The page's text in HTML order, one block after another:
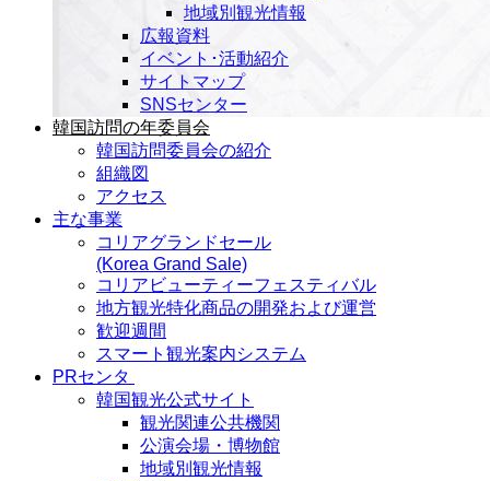
地域別観光情報
広報資料
イベント･活動紹介
サイトマップ
SNSセンター
韓国訪問の年委員会
韓国訪問委員会の紹介
組織図
アクセス
主な事業
コリアグランドセール
(Korea Grand Sale)
コリアビューティーフェスティバル
地方観光特化商品の開発および運営
歓迎週間
スマート観光案内システム
PRセンタ
韓国観光公式サイト
観光関連公共機関
公演会場・博物館
地域別観光情報